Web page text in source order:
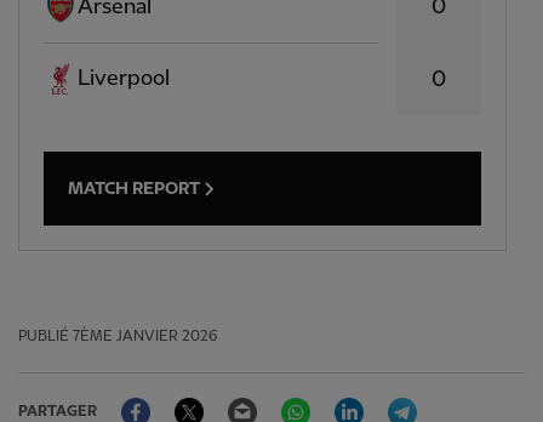
Arsenal
Liverpool
0
0
MATCH REPORT
PUBLIÉ 7ÈME JANVIER 2026
PARTAGER
FacebookTwitter Email WhatsAppLinkedIn